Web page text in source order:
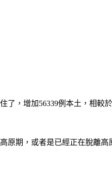
，增加56339例本土，相
原期，或者是已經正在脫離高